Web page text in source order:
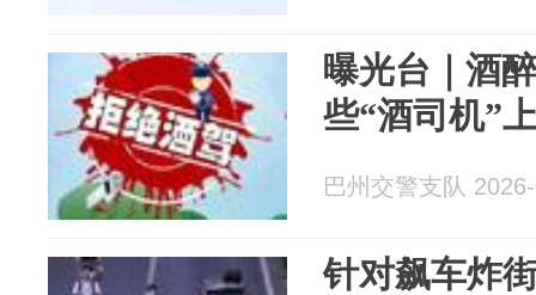
曝光台｜酒
些“酒司机”
巴州交警支队
针对飙车炸